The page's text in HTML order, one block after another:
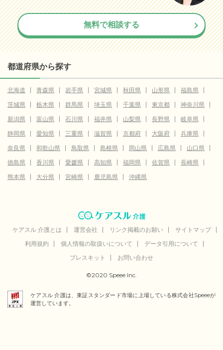
無料で相談する
都道府県から探す
北海道 青森県 岩手県 宮城県 秋田県 山形県
福島県
茨城県
栃木県 群馬県 埼玉県 千葉県 東京都
神奈川県
新潟県
富山県 石川県 福井県 山梨県 長野県
岐阜県
静岡県
愛知県 三重県 滋賀県 京都府 大阪府
兵庫県
奈良県
和歌山県 鳥取県 島根県 岡山県 広島県
山口県
徳島県
香川県 愛媛県 高知県 福岡県 佐賀県
長崎県
熊本県
大分県 宮崎県 鹿児島県 沖縄県
ケアスル 介護とは 運営会社 リンク掲載のお願い
サイトマップ
利用規約
個人情報の取扱いについて
データ引用について
プレスキット
お問い合わせ
©2020 Speee Inc.
ケアスル 介護は、東証スタンダード市場に上場している株式会社Speeeが
運営しています。